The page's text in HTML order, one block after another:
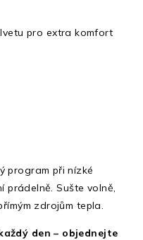
pro extra komfort
program při nízké
Sušte volně,
zdrojům tepla.
den – objednejte